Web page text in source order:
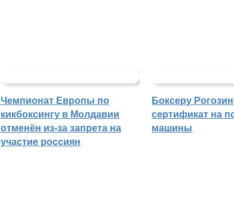
Чемпионат Европы по
кикбоксингу в Молдавии
отменён из-за запрета на
участие россиян
Боксеру
сертификат на
машины